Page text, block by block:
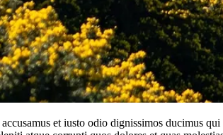
et iusto odio dignissimos ducimus